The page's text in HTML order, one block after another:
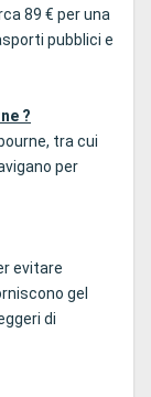
89 € per una
pubblici e
?
tra cui
per
evitare
gel
di